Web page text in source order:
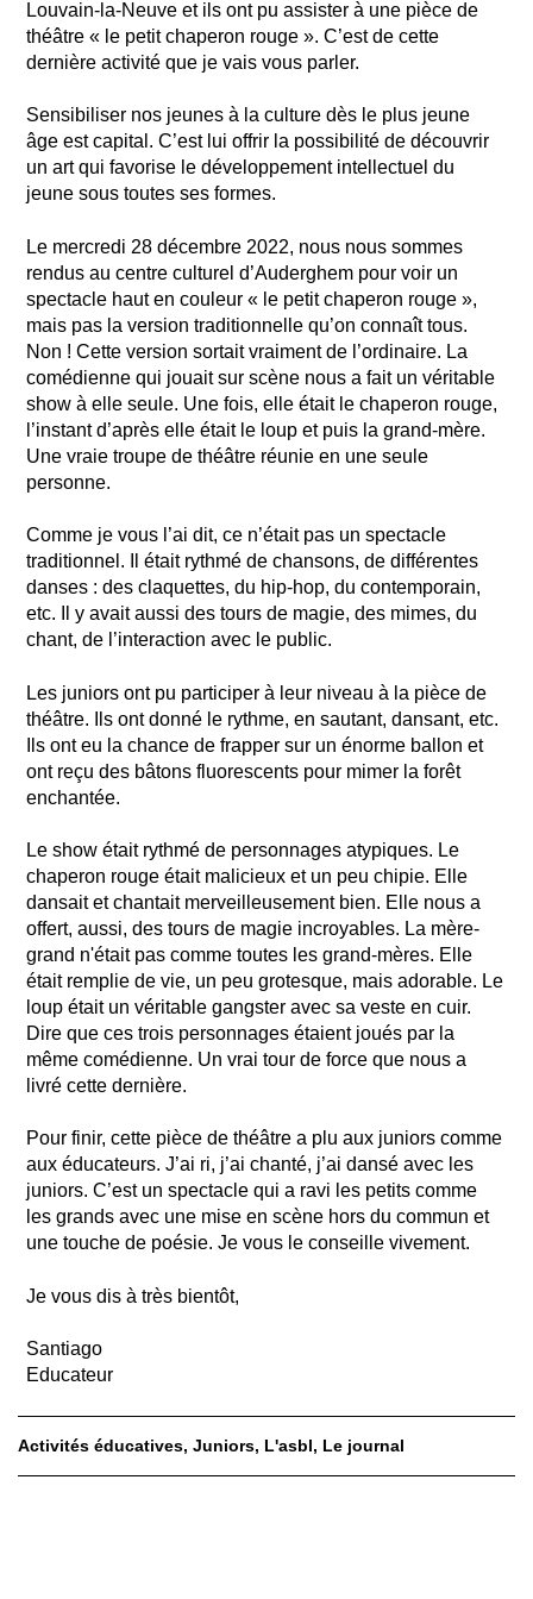
Louvain-la-Neuve et ils ont pu assister à une pièce de
théâtre « le petit chaperon rouge ». C’est de cette
dernière activité que je vais vous parler.
Sensibiliser nos jeunes à la culture dès le plus jeune
âge est capital. C’est lui offrir la possibilité de découvrir
un art qui favorise le développement intellectuel du
jeune sous toutes ses formes.
Le mercredi 28 décembre 2022, nous nous sommes
rendus au centre culturel d’Auderghem pour voir un
spectacle haut en couleur « le petit chaperon rouge »,
mais pas la version traditionnelle qu’on connaît tous.
Non ! Cette version sortait vraiment de l’ordinaire. La
comédienne qui jouait sur scène nous a fait un véritable
show à elle seule. Une fois, elle était le chaperon rouge,
l’instant d’après elle était le loup et puis la grand-mère.
Une vraie troupe de théâtre réunie en une seule
personne.
Comme je vous l’ai dit, ce n’était pas un spectacle
traditionnel. Il était rythmé de chansons, de différentes
danses : des claquettes, du hip-hop, du contemporain,
etc. Il y avait aussi des tours de magie, des mimes, du
chant, de l’interaction avec le public.
Les juniors ont pu participer à leur niveau à la pièce de
théâtre. Ils ont donné le rythme, en sautant, dansant, etc.
Ils ont eu la chance de frapper sur un énorme ballon et
ont reçu des bâtons fluorescents pour mimer la forêt
enchantée.
Le show était rythmé de personnages atypiques. Le
chaperon rouge était malicieux et un peu chipie. Elle
dansait et chantait merveilleusement bien. Elle nous a
offert, aussi, des tours de magie incroyables. La mère-
grand n'était pas comme toutes les grand-mères. Elle
était remplie de vie, un peu grotesque, mais adorable. Le
loup était un véritable gangster avec sa veste en cuir.
Dire que ces trois personnages étaient joués par la
même comédienne. Un vrai tour de force que nous a
livré cette dernière.
Pour finir, cette pièce de théâtre a plu aux juniors comme
aux éducateurs. J’ai ri, j’ai chanté, j’ai dansé avec les
juniors. C’est un spectacle qui a ravi les petits comme
les grands avec une mise en scène hors du commun et
une touche de poésie. Je vous le conseille vivement.
Je vous dis à très bientôt,
Santiago
Educateur
Activités éducatives Juniors L'asbl Le journal